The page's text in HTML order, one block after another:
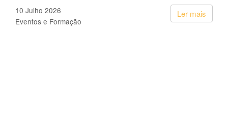
Ler mais
10 Julho 2026
Eventos e Formação